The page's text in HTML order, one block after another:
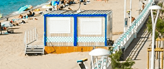
Menu
Ajoutez un logo, un bouton, des